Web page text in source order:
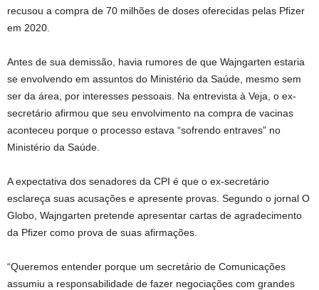
recusou a compra de 70 milhões de doses oferecidas pelas Pfizer
em 2020.
Antes de sua demissão, havia rumores de que Wajngarten estaria
se envolvendo em assuntos do Ministério da Saúde, mesmo sem
ser da área, por interesses pessoais. Na entrevista à Veja, o ex-
secretário afirmou que seu envolvimento na compra de vacinas
aconteceu porque o processo estava “sofrendo entraves” no
Ministério da Saúde.
A expectativa dos senadores da CPI é que o ex-secretário
esclareça suas acusações e apresente provas. Segundo o jornal O
Globo, Wajngarten pretende apresentar cartas de agradecimento
da Pfizer como prova de suas afirmações.
“Queremos entender porque um secretário de Comunicações
assumiu a responsabilidade de fazer negociações com grandes